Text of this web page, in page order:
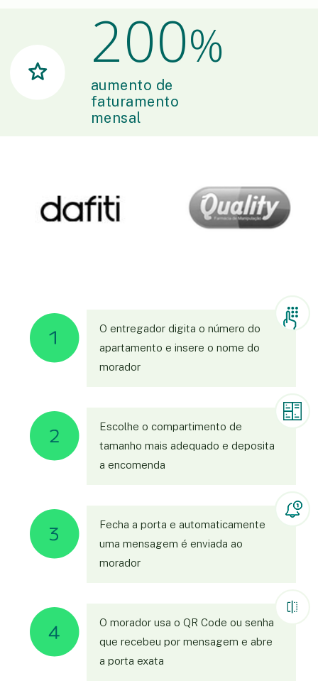
200%
aumento de
faturamento
mensal
O entregador digita o número do
apartamento e insere o nome do
morador
Escolhe o compartimento de
tamanho mais adequado e deposita
a encomenda
Fecha a porta e automaticamente
uma mensagem é enviada ao
morador
O morador usa o QR Code ou senha
que recebeu por mensagem e abre
a porta exata